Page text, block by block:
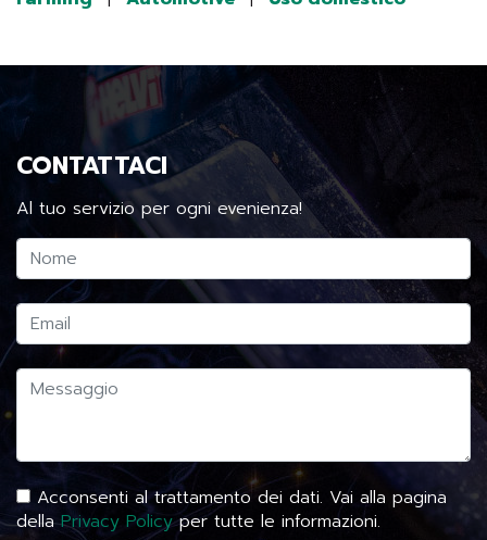
CONTATTACI
Al tuo servizio per ogni evenienza!
Acconsenti al trattamento dei dati. Vai alla pagina
dellaPrivacy Policyper tutte le informazioni.